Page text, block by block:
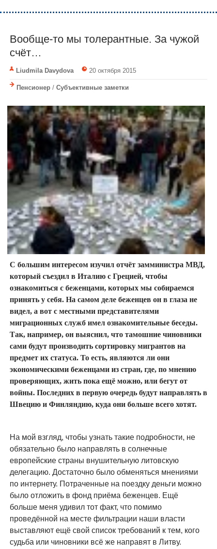
Вообще-то мы толерантные. За чужой
счёт…
Liudmila Davydova 20 октября 2015
Пенсионер / Субъективные заметки
С большим интересом изучил отчёт замминистра МВД,
который съездил в Италию с Грецией, чтобы
ознакомиться с беженцами, которых мы собираемся
принять у себя. На самом деле беженцев он в глаза не
видел, а вот с местными представителями
миграционных служб имел ознакомительные беседы.
Так, например, он выяснил, что тамошние чиновники
сами будут производить сортировку мигрантов на
предмет их статуса. То есть, являются ли они
экономическими беженцами из стран, где, по мнению
проверяющих, жить пока ещё можно, или бегут от
войны. Последних в первую очередь будут направлять в
Швецию и Финляндию, куда они больше всего хотят.
На мой взгляд, чтобы узнать такие подробности, не
обязательно было направлять в солнечные
европейские страны внушительную литовскую
делегацию. Достаточно было обменяться мнениями
по интернету. Потраченные на поездку деньги можно
было отложить в фонд приёма беженцев. Ещё
больше меня удивил тот факт, что помимо
проведённой на месте фильтрации наши власти
выставляют ещё свой список требований к тем, кого
судьба или чиновники всё же направят в Литву.